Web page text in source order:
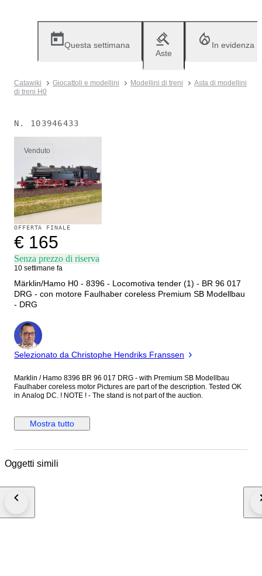
Questa settimana
Aste
In evidenza
Catawiki Giocattoli e modellini Modellini di treni
Asta di modellini
di treni H0
N. 103946433
Venduto
OFFERTA FINALE
€ 165
Senza prezzo di riserva
10 settimane fa
Märklin/Hamo H0 - 8396 - Locomotiva tender (1) - BR 96 017
DRG - con motore Faulhaber coreless Premium SB Modellbau
- DRG
Esperto
Selezionato da Christophe Hendriks Franssen
Marklin / Hamo 8396 BR 96 017 DRG - with Premium SB Modellbau
Faulhaber coreless motor Pictures are part of the description. Tested OK
in Analog DC. ! NOTE ! - The stand is not part of the auction.
Mostra tutto
Oggetti simili